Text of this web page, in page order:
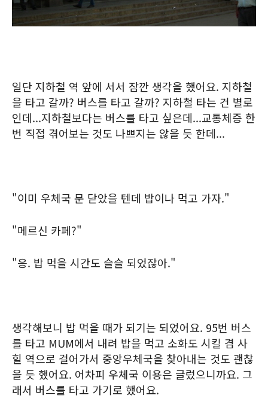
일단 지하철 역 앞에 서서 잠깐 생각을 했어요. 지하철
을 타고 갈까? 버스를 타고 갈까? 지하철 타는 건 별로
인데...지하철보다는 버스를 타고 싶은데...교통체증 한
번 직접 겪어보는 것도 나쁘지는 않을 듯 한데...
"이미 우체국 문 닫았을 텐데 밥이나 먹고 가자."
"메르신 카페?"
"응. 밥 먹을 시간도 슬슬 되었잖아."
생각해보니 밥 먹을 때가 되기는 되었어요. 95번 버스
를 타고 MUM에서 내려 밥을 먹고 소화도 시킬 겸 사
힐 역으로 걸어가서 중앙우체국을 찾아내는 것도 괜찮
을 듯 했어요. 어차피 우체국 이용은 글렀으니까요. 그
래서 버스를 타고 가기로 했어요.